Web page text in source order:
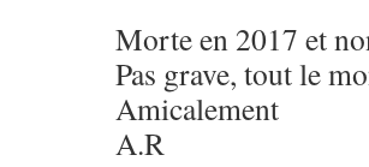
Morte en 2017 et
Pas grave, tout le
Amicalement
A.R